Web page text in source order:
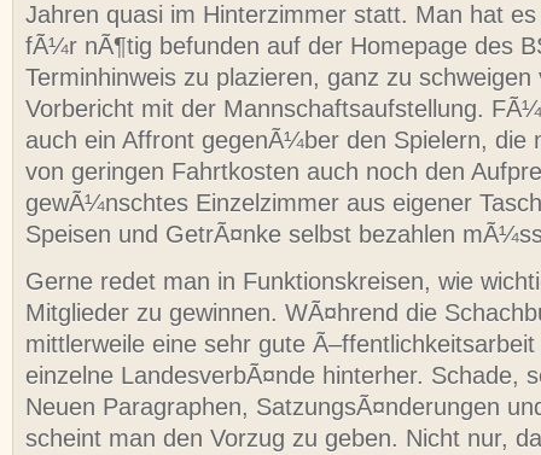
Jahren quasi im Hinterzimmer statt. Man hat
fÃ¼r nÃ¶tig befunden auf der Homepage des
Terminhinweis zu plazieren, ganz zu schweigen
Vorbericht mit der Mannschaftsaufstellung.
auch ein Affront gegenÃ¼ber den Spielern, die
von geringen Fahrtkosten auch noch den
gewÃ¼nschtes Einzelzimmer aus eigener
Speisen und GetrÃ¤nke selbst bezahlen
Gerne redet man in Funktionskreisen, wie
Mitglieder zu gewinnen. WÃ¤hrend die
mittlerweile eine sehr gute
einzelne LandesverbÃ¤nde hinterher. Schade,
Neuen Paragraphen, SatzungsÃ¤nderungen
scheint man den Vorzug zu geben. Nicht nur,